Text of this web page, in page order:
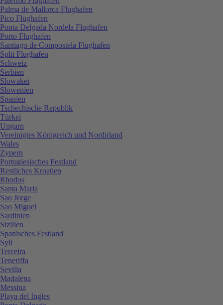
Palma de Mallorca Flughafen
Pico Flughafen
Ponta Delgada Nordela Flughafen
Porto Flughafen
Santiago de Compostela Flughafen
Split Flughafen
Schweiz
Serbien
Slowakei
Slowenien
Spanien
Tschechische Republik
Türkei
Ungarn
Vereinigtes Königreich und Nordirland
Wales
Zypern
Portugiesisches Festland
Restliches Kroatien
Rhodos
Santa Maria
Sao Jorge
Sao Miguel
Sardinien
Sizilien
Spanisches Festland
Sylt
Terceira
Teneriffa
Sevilla
Madalena
Messina
Playa del Ingles